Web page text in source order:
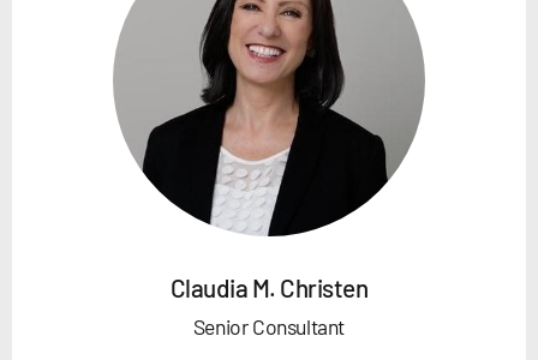
Claudia M. Christen
Senior Consultant